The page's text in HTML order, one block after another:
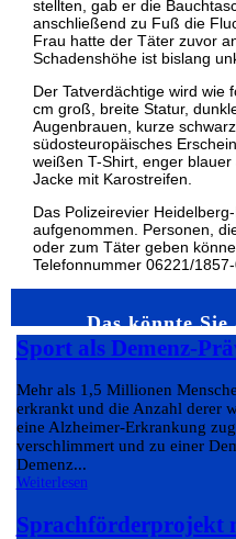
stellten, gab er die
anschließend zu Fuß die
Frau hatte der Täter zuvor
Schadenshöhe ist bislang
Der Tatverdächtige wird wie
cm groß, breite Statur,
Augenbrauen, kurze
südosteuropäisches
weißen T-Shirt, enger
Jacke mit Karostreifen.
Das Polizeirevier
aufgenommen. Personen,
oder zum Täter geben
Telefonnummer 06221/
Das könnte
Sport als Demenz-
Mehr als 1,5 Millionen
erkrankt und die Anzahl derer
eine Alzheimer-Erkrankung
verschlimmert und zu einer
Demenz...
Weiterlesen
Sprachförderprojekt